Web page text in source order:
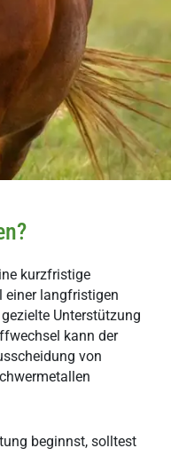
kurzfristige
einer langfristigen
Unterstützung
kann der
von
beginnst, solltest